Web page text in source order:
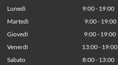
Lunedì 9:00 - 19:00
Martedì 9:00 - 19:00
Giovedì 9:00 - 19:00
Venerdì 13:00 - 19:00
Sabato 8:00 - 13:00